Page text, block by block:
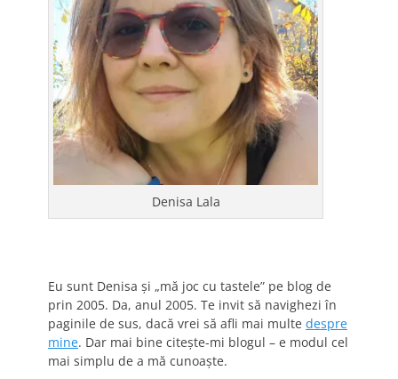
Denisa Lala
Eu sunt Denisa și „mă joc cu tastele” pe blog de
prin 2005. Da, anul 2005. Te invit să navighezi în
paginile de sus, dacă vrei să afli mai multe despre
mine. Dar mai bine citește-mi blogul – e modul cel
mai simplu de a mă cunoaște.